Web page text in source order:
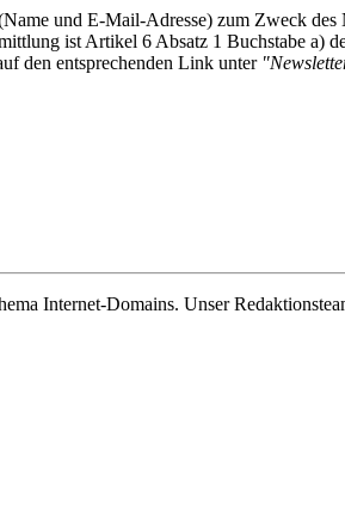
und E-Mail-Adresse) zum Zweck
ist Artikel 6 Absatz 1 Buchstabe a)
den entsprechenden Link unter
Internet-Domains. Unser